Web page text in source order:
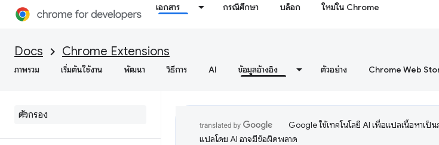
เอกสาร กรณีศึกษา บล็อก ใหม่ใน Chrome
Docs Chrome Extensions
ภาพรวม เริ่มต้นใช้งาน พัฒนา วิธีการ AI ข้อมูลอ้างอิง ตัวอย่าง Chrome Web
Google ใช้เทคโนโลยี AI เพื่อแปลเนื้อหาเป็
แปลโดย AI อาจมีข้อผิดพลาด